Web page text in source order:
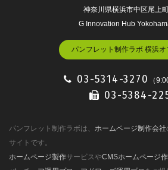
神奈川県横浜市中区尾上
G Innovation Hub
パンフレット制作ラボ 横浜オ
03-5314-3270 （
03-5384-
パンフレット制作ラボは、 ホームページ制作会社
サイトです。
ホームページ製作サービスやCMSホームページ